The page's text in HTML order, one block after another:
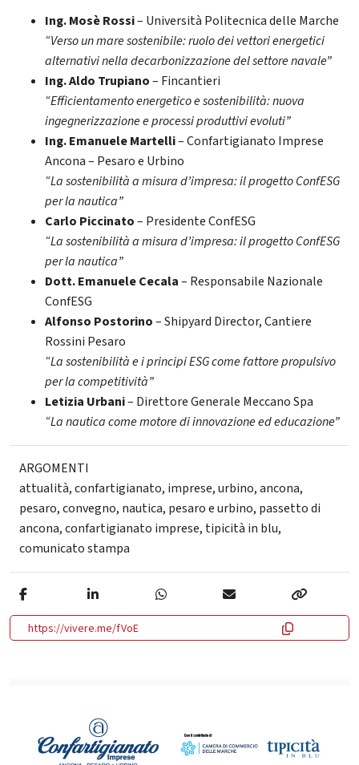
Ing. Mosè Rossi– Università Politecnica delle Marche
“Verso un mare sostenibile: ruolo dei vettori energetici
alternativi nella decarbonizzazione del settore navale”
Ing. Aldo Trupiano– Fincantieri
“Efficientamento energetico e sostenibilità: nuova
ingegnerizzazione e processi produttivi evoluti”
Ing. Emanuele Martelli– Confartigianato Imprese
Ancona – Pesaro e Urbino
“La sostenibilità a misura d’impresa: il progetto ConfESG
per la nautica”
Carlo Piccinato– Presidente ConfESG
“La sostenibilità a misura d’impresa: il progetto ConfESG
per la nautica”
Dott. Emanuele Cecala– Responsabile Nazionale
ConfESG
Alfonso Postorino– Shipyard Director, Cantiere
Rossini Pesaro
“La sostenibilità e i principi ESG come fattore propulsivo
per la competitività”
Letizia Urbani– Direttore Generale Meccano Spa
“La nautica come motore di innovazione ed educazione”
ARGOMENTI
attualità,confartigianato, imprese,urbino,ancona,
pesaro,convegno, nautica, pesaro e urbino, passetto di
ancona,confartigianato imprese, tipicità in blu,
comunicato stampa
https://vivere.me/fVoE